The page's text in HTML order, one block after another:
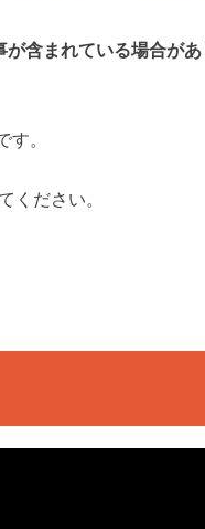
含まれている場合があ
。
ください。